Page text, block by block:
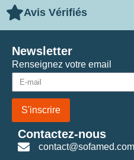
Avis Vérifiés
Renseignez votre email
S'inscrire
Newsletter
Contactez-nous
contact@sofamed.com